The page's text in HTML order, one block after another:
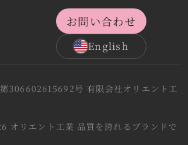
お問い合わせ
English
306602615692号 有限会社オリエント工
リエント工業 品質を誇れるブランドで